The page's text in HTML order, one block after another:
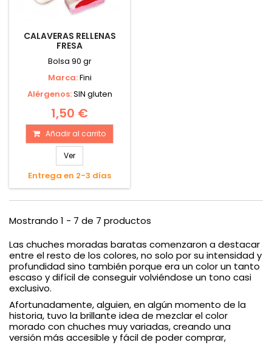
CALAVERAS RELLENAS
FRESA
Bolsa 90 gr
Marca:Fini
Alérgenos:SIN gluten
1,50 €
Añadir al carrito
Ver
Entrega en 2-3 días
Mostrando 1 - 7 de 7 productos
Las chuches moradas baratas comenzaron a destacar
entre el resto de los colores, no solo por su intensidad y
profundidad sino también porque era un color un tanto
escaso y difícil de conseguir volviéndose un tono casi
exclusivo.
Afortunadamente, alguien, en algún momento de la
historia, tuvo la brillante idea de mezclar el color
morado con chuches muy variadas, creando una
versión más accesible y fácil de poder comprar,